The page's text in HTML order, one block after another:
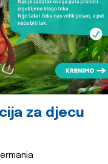
za djecu